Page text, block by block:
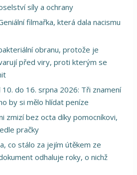
síly a ochrany
filmařka, která dala nacismu
obranu, protože je
před viry, proti kterým se
do 16. srpna 2026: Tři znamení
by si mělo hlídat peníze
zmizí bez octa díky pomocníkovi,
pračky
co stálo za jejím útěkem ze
odhaluje roky, o nichž